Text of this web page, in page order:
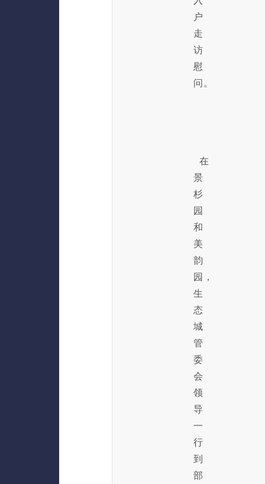
户
走
访
慰
问。
在
景
杉
园
和
美
韵
园，
生
态
城
管
委
会
领
导
一
行
到
部